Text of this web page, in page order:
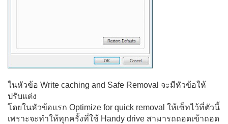
ในหัวข้อ Write caching and Safe Removal จะมีหัวข้อให้
ปรับแต่ง
โดยในหัวข้อแรก Optimize for quick removal ให้เซ็ทไว้ที่ตัวนี้
เพราะจะทำให้ทุกครั้งที่ใช้ Handy drive สามารถถอดเข้าถอด